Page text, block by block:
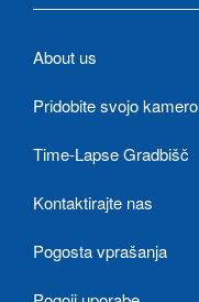
About us
Pridobite svojo kamero
Time-Lapse Gradbišč
Kontaktirajte nas
Pogosta vprašanja